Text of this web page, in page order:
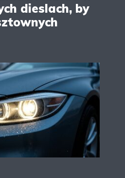
dieslach, by